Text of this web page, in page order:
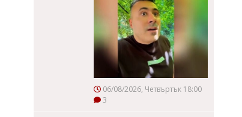
06/08/2026, Четвъртък 18:00
3